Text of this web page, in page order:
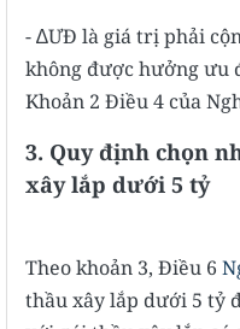
- ∆ƯĐ là giá trị phải
không được hưởng ưu
Khoản 2 Điều 4 của
3. Quy định chọn
xây lắp dưới 5 tỷ
Theo khoản 3, Điều 6
thầu xây lắp dưới 5 tỷ